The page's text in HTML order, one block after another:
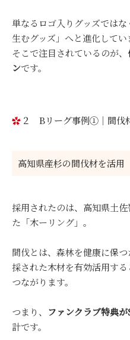
単なるロゴ入りグッズでは
生むグッズ」へと進化してい
そこで注目されているのが、
ンです。
２ Bリーグ事例①｜間伐
高知県産杉の間伐材を活用
採用されたのは、高知県土
た「木ーリング」。
間伐とは、森林を健康に保
採された木材を有効活用す
つながります。
つまり、 ファンクラブ特典
計です。